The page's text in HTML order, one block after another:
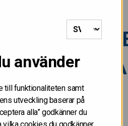
använder
till funktionaliteten samt
utveckling baserar på
alla” godkänner du
SIG
FÖRENTA